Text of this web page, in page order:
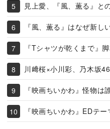
見上愛、『風、薫る』と
『風、薫る』はなぜ新し
『Tシャツが乾くまで』
川﨑桜×小川彩、乃木坂
『映画ちいかわ』怪物
『映画ちいかわ』EDテ